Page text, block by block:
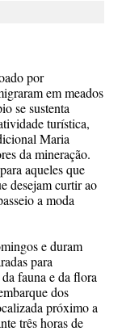
por
em meados
se sustenta
turística,
Maria
da mineração.
aqueles que
desejam curtir ao
a moda
e duram
para
fauna e da flora
dos
próximo a
três horas de